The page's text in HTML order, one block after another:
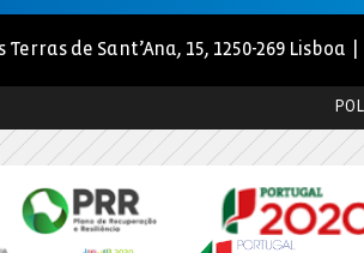
de Sant’Ana, 15, 1250-269 Lisboa |